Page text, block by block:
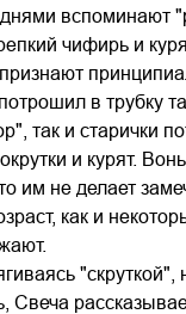
вспоминают
чифирь и
в трубку
так и старички
и курят.
им не делает
как и
"скруткой",
Свеча